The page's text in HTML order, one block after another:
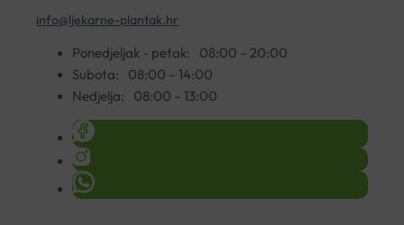
info@ljekarne-plantak.hr
Ponedjeljak - petak:
08:00 – 20:00
Subota:
08:00 – 14:00
Nedjelja:
08:00 – 13:00